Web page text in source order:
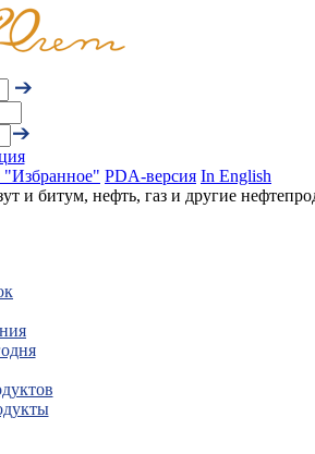
PDA-версия In English
и битум, нефть, газ и другие